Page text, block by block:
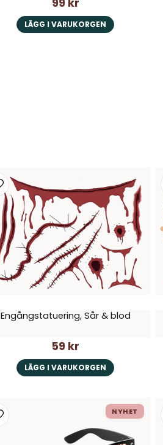
LÄGG I VARUKORGEN
Engångstatuering, Sår & blod
59 kr
LÄGG I VARUKORGEN
NYHET